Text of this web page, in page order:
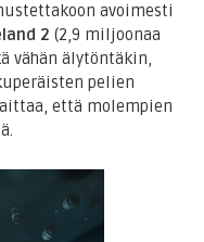
avoimesti
2 (2,9 miljoonaa
vähän älytöntäkin,
pelien
että molempien